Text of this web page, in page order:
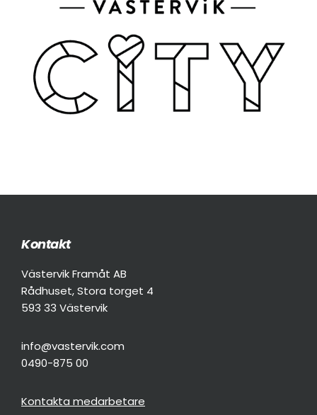
Footer
Kontakt
Västervik Framåt AB
Rådhuset, Stora torget 4
593 33 Västervik
info@vastervik.com
0490-875 00
Kontakta medarbetare